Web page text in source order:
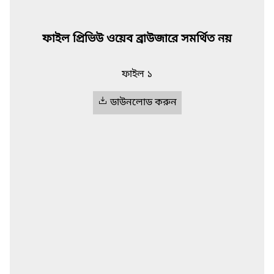
ফাইল প্রিভিউ ওয়েব ব্রাউজারে সমর্থিত নয়
ফাইল ১
ডাউনলোড করুন